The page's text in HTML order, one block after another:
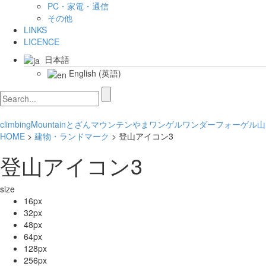
PC・家電・通信
その他
LINKS
LICENCE
日本語
English (英語)
climbingMountainとざんマウンテンやま ワンゲルワンダーフォーゲル山
HOME > 建物・ランドマーク > 登山アイコン3
登山アイコン3
size
16px
32px
48px
64px
128px
256px